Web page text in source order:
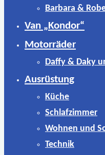
Barbara &
Van „Kondor“
Motorräder
Daffy & Daky
Ausrüstung
Küche
Schlafzimmer
Wohnen und
Technik